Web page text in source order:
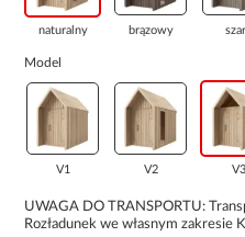
naturalny brązowy
Model
V1 V2 V3
UWAGA DO TRANSPORTU:
Rozładunek we własnym zakresie